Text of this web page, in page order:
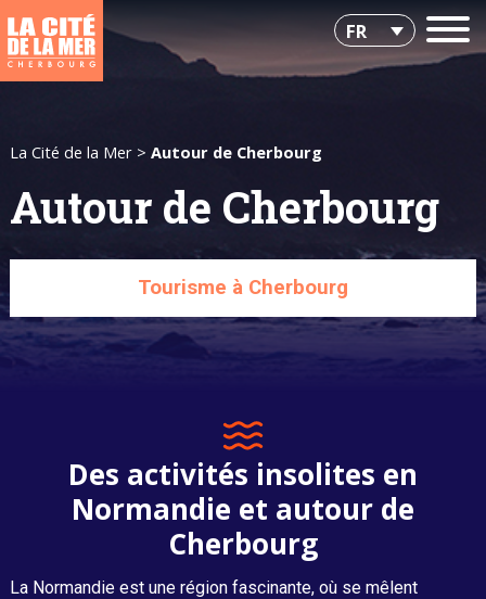
FR
La Cité de la Mer> Autour de Cherbourg
Autour de Cherbourg
Tourisme à Cherbourg
Des activités insolites en
Normandie et autour de
Cherbourg
La Normandie est une région fascinante, où se mêlent